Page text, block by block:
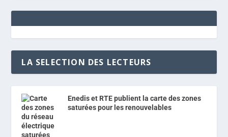
LA SELECTION DES LECTEURS
Enedis et RTE publient la carte des zones
saturées pour les renouvelables